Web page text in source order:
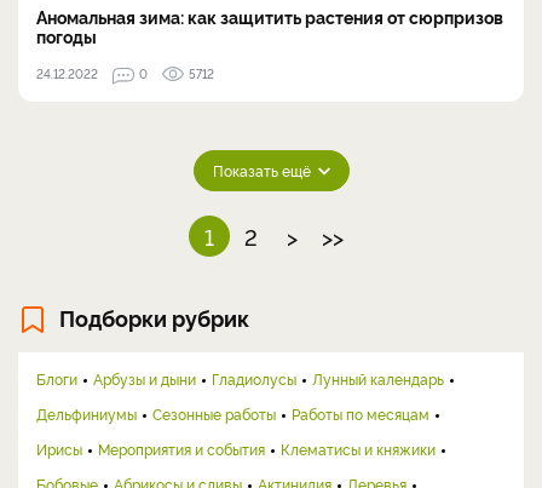
Аномальная зима: как защитить растения от сюрпризов
погоды
24.12.2022 0 5712
Показать ещё
1 2 > >>
Подборки рубрик
Блоги Арбузы и дыни Гладиолусы
Лунный календарь
Дельфиниумы
Сезонные работы
Работы по месяцам
Ирисы
Мероприятия и события
Клематисы и княжики
Бобовые
Абрикосы и сливы Актинидия Деревья